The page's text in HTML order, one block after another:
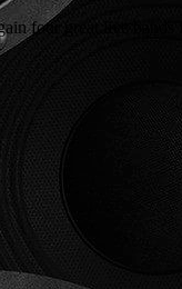
four great live